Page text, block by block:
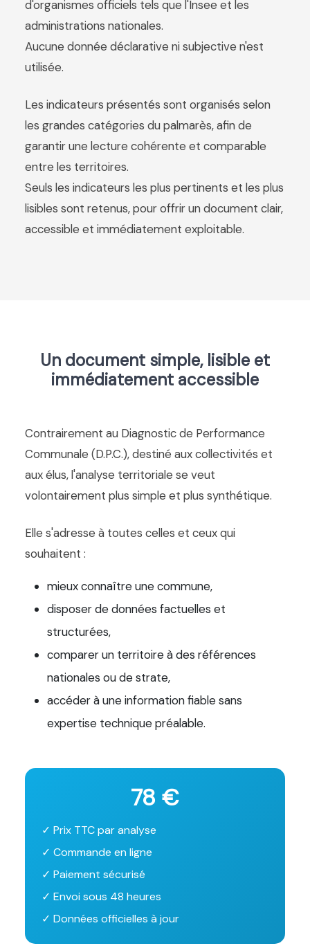
d'organismes officiels tels que l'Insee et les
administrations nationales.
Aucune donnée déclarative ni subjective n'est
utilisée.
Les indicateurs présentés sont organisés selon
les grandes catégories du palmarès, afin de
garantir une lecture cohérente et comparable
entre les territoires.
Seuls les indicateurs les plus pertinents et les plus
lisibles sont retenus, pour offrir un document clair,
accessible et immédiatement exploitable.
Un document simple, lisible et
immédiatement accessible
Contrairement au Diagnostic de Performance
Communale (D.P.C.), destiné aux collectivités et
aux élus, l'analyse territoriale se veut
volontairement plus simple et plus synthétique.
Elle s'adresse à toutes celles et ceux qui
souhaitent :
mieux connaître une commune,
disposer de données factuelles et
structurées,
comparer un territoire à des références
nationales ou de strate,
accéder à une information fiable sans
expertise technique préalable.
78 €
✓ Prix TTC par analyse
✓ Commande en ligne
✓ Paiement sécurisé
✓ Envoi sous 48 heures
✓ Données officielles à jour